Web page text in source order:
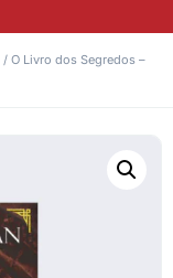
/ O Livro dos Segredos –